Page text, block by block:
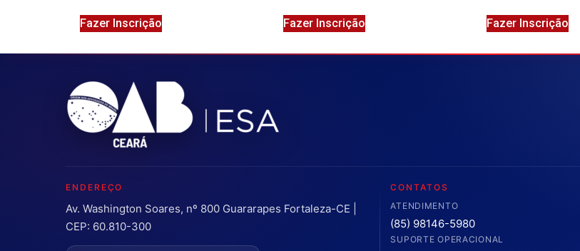
Fazer Inscrição Fazer Inscrição Fazer Inscrição
ENDEREÇO
Av. Washington Soares, nº 800 Guararapes Fortaleza-CE |
CEP: 60.810-300
CONTATOS
ATENDIMENTO
(85) 98146-5980
SUPORTE OPERACIONAL